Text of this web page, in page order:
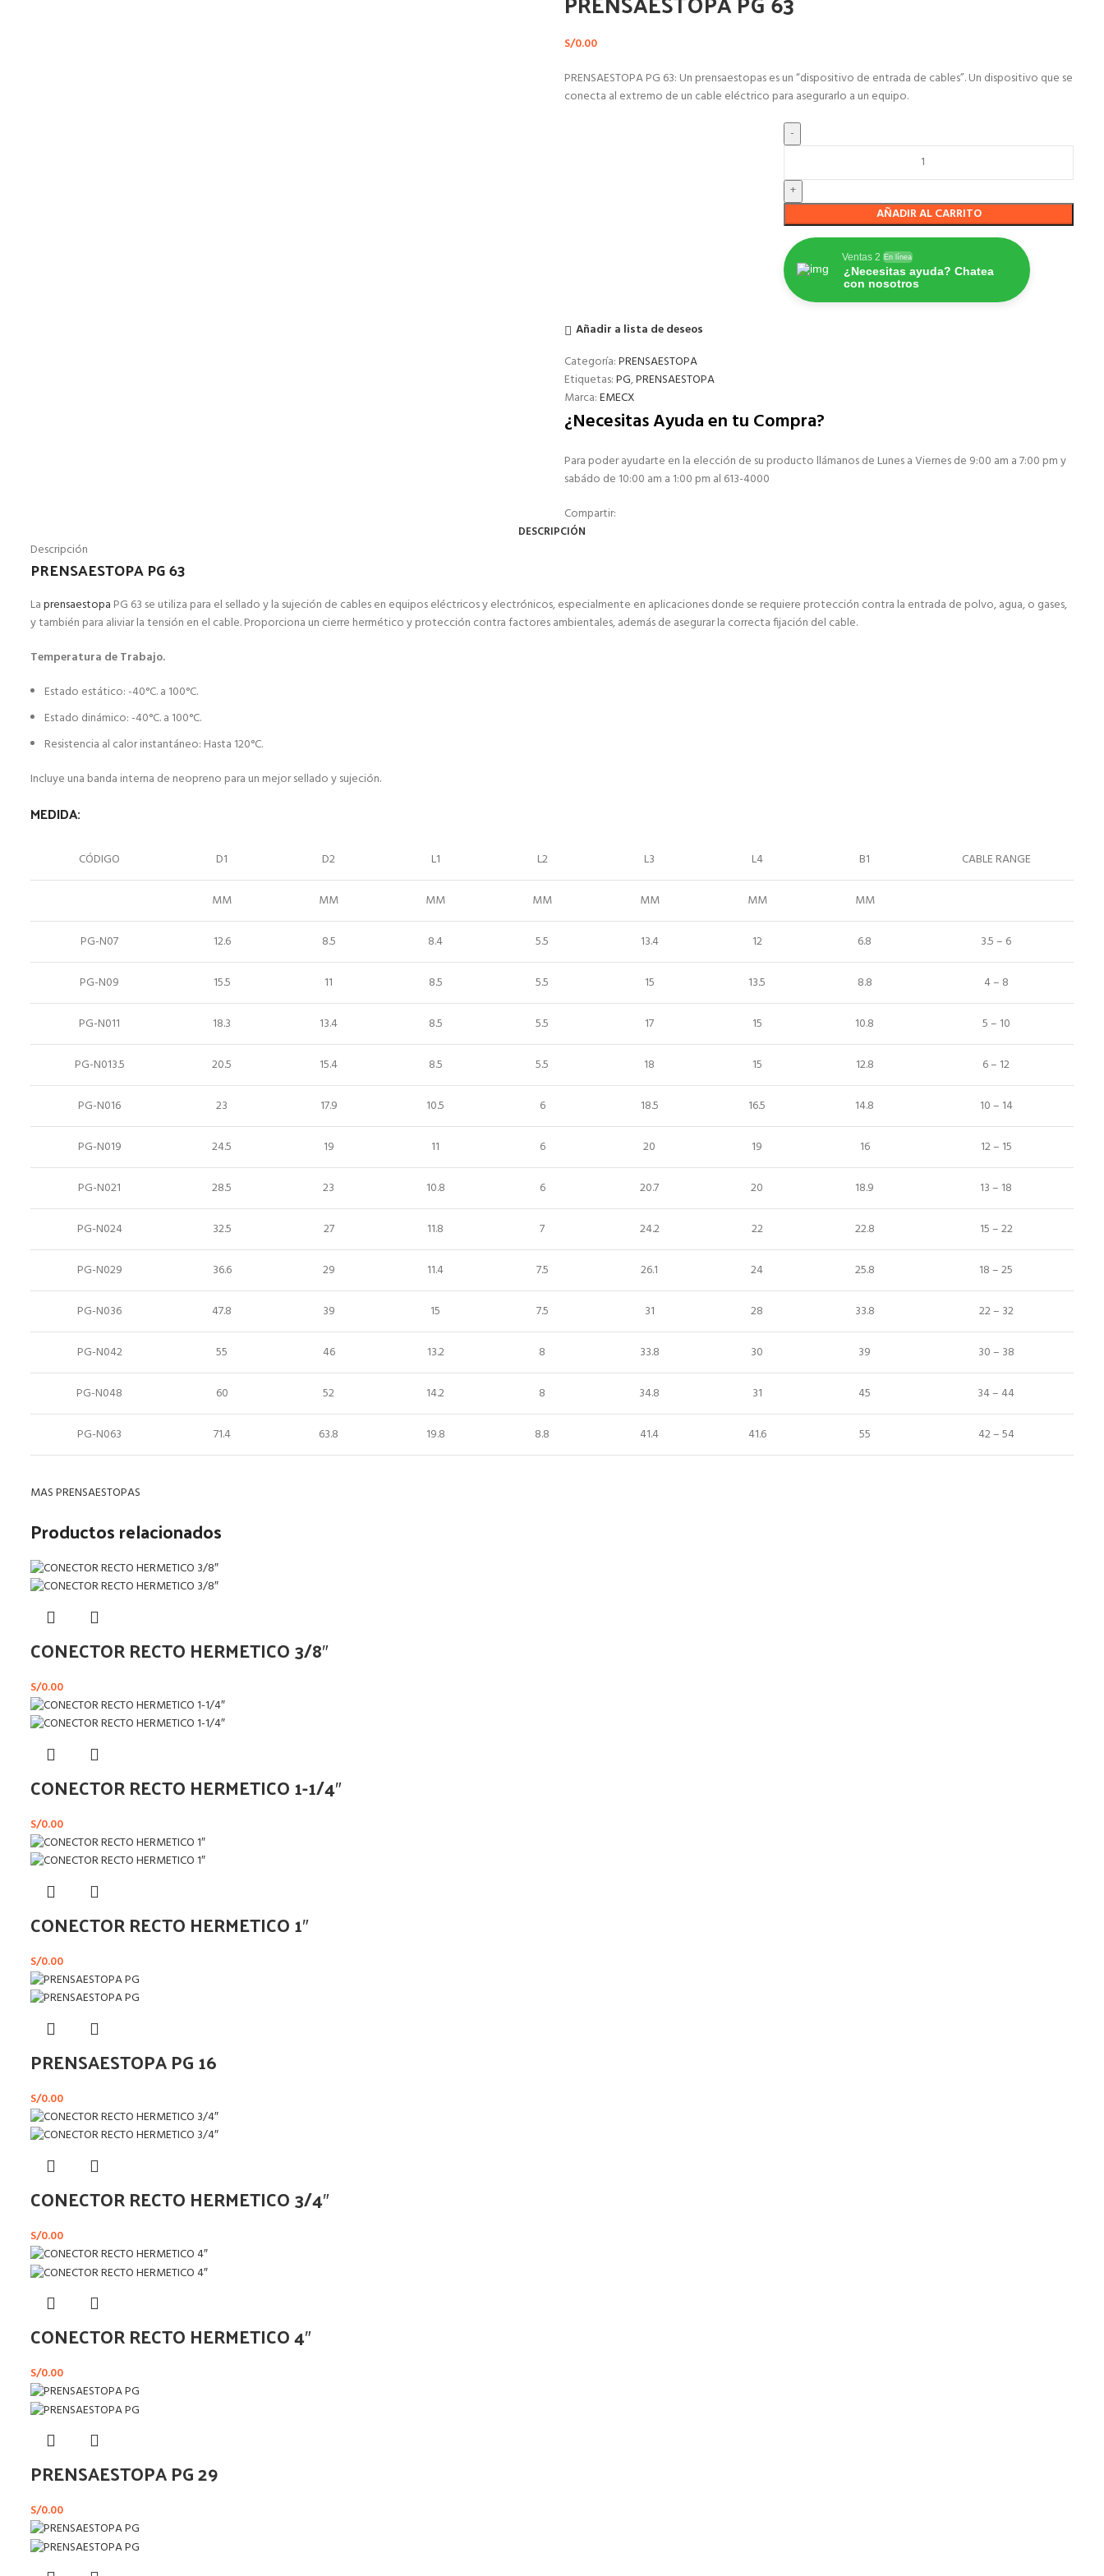
S/0.00
PRENSAESTOPA PG 63: Un prensaestopas es un “dispositivo de entrada de cables”. Un dispositivo que se
conecta al extremo de un cable eléctrico para asegurarlo a un equipo.
AÑADIR AL CARRITO
Ventas 2 En línea
¿Necesitas ayuda? Chatea
con nosotros
Añadir a lista de deseos
Categoría:PRENSAESTOPA
Etiquetas:PG,PRENSAESTOPA
Marca:EMECX
¿Necesitas Ayuda en tu Compra?
Para poder ayudarte en la elección de su producto llámanos de Lunes a Viernes de 9:00 am a 7:00 pm y
sabádo de 10:00 am a 1:00 pm al 613-4000
Compartir:
DESCRIPCIÓN
Descripción
PRENSAESTOPA PG 63
Laprensaestopa PG 63 se utiliza para el sellado y la sujeción de cables en equipos eléctricos y electrónicos, especialmente en aplicaciones donde se requiere protección contra la entrada de polvo, agua, o gases,
y también para aliviar la tensión en el cable. Proporciona un cierre hermético y protección contra factores ambientales, además de asegurar la correcta fijación del cable.
Temperatura de Trabajo.
Estado estático: -40°C. a 100°C.
Estado dinámico: -40°C. a 100°C.
Resistencia al calor instantáneo: Hasta 120°C.
Incluye una banda interna de neopreno para un mejor sellado y sujeción.
MEDIDA:
CÓDIGO D1 D2 L1 L2 L3 L4 B1 CABLE RANGE
MM MM MM MM MM MM MM
PG-N07 12.6 8.5 8.4 5.5 13.4 12 6.8 3.5 – 6
PG-N09 15.5 11 8.5 5.5 15 13.5 8.8 4 – 8
PG-N011 18.3 13.4 8.5 5.5 17 15 10.8 5 – 10
PG-N013.5 20.5 15.4 8.5 5.5 18 15 12.8 6 – 12
PG-N016 23 17.9 10.5 6 18.5 16.5 14.8 10 – 14
PG-N019 24.5 19 11 6 20 19 16 12 – 15
PG-N021 28.5 23 10.8 6 20.7 20 18.9 13 – 18
PG-N024 32.5 27 11.8 7 24.2 22 22.8 15 – 22
PG-N029 36.6 29 11.4 7.5 26.1 24 25.8 18 – 25
PG-N036 47.8 39 15 7.5 31 28 33.8 22 – 32
PG-N042 55 46 13.2 8 33.8 30 39 30 – 38
PG-N048 60 52 14.2 8 34.8 31 45 34 – 44
PG-N063 71.4 63.8 19.8 8.8 41.4 41.6 55 42 – 54
MAS PRENSAESTOPAS
Productos relacionados
CONECTOR RECTO HERMETICO 3/8″
S/0.00
CONECTOR RECTO HERMETICO 1-1/4″
S/0.00
CONECTOR RECTO HERMETICO 1″
S/0.00
PRENSAESTOPA PG 16
S/0.00
CONECTOR RECTO HERMETICO 3/4″
S/0.00
CONECTOR RECTO HERMETICO 4″
S/0.00
PRENSAESTOPA PG 29
S/0.00